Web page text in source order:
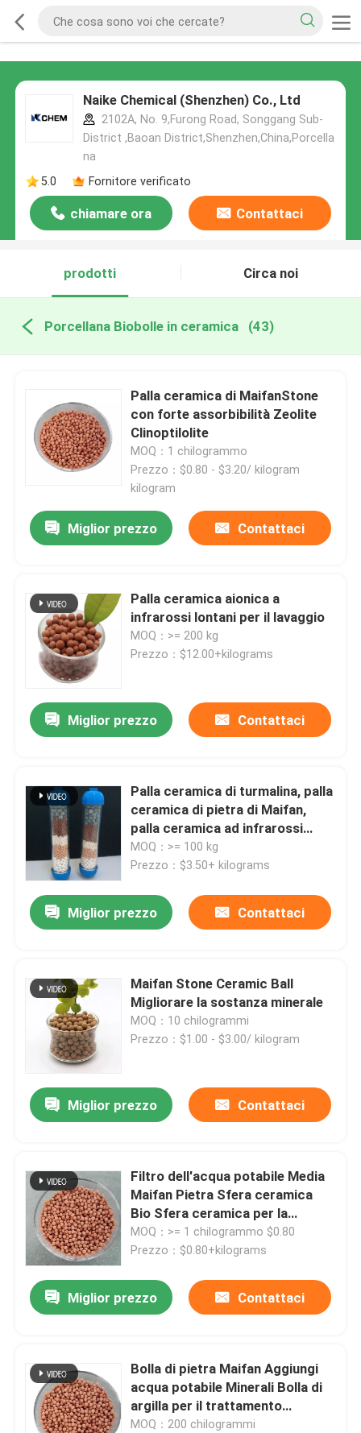
Naike Chemical (Shenzhen) Co., Ltd
2102A, No. 9,Furong Road, Songgang Sub-
District ,Baoan District,Shenzhen,China,Porcella
na
5.0
Fornitore verificato
chiamare ora Contattaci
prodotti Circa noi
Porcellana Biobolle in ceramica (43)
Palla ceramica di MaifanStone
con forte assorbibilità Zeolite
Clinoptilolite
MOQ：1 chilogrammo
Prezzo：$0.80 - $3.20/ kilogram
kilogram
Miglior prezzo Contattaci
Palla ceramica aionica a
infrarossi lontani per il lavaggio
MOQ：>= 200 kg
Prezzo：$12.00+kilograms
Miglior prezzo Contattaci
Palla ceramica di turmalina, palla
ceramica di pietra di Maifan,
palla ceramica ad infrarossi
lontani
MOQ：>= 100 kg
Prezzo：$3.50+ kilograms
Miglior prezzo Contattaci
Maifan Stone Ceramic Ball
Migliorare la sostanza minerale
MOQ：10 chilogrammi
Prezzo：$1.00 - $3.00/ kilogram
Miglior prezzo Contattaci
Filtro dell'acqua potabile Media
Maifan Pietra Sfera ceramica
Bio Sfera ceramica per la
produzione di acqua minerale
alcalina
MOQ：>= 1 chilogrammo $0.80
Prezzo：$0.80+kilograms
Miglior prezzo Contattaci
Bolla di pietra Maifan Aggiungi
acqua potabile Minerali Bolla di
argilla per il trattamento
dell'acqua
MOQ：200 chilogrammi